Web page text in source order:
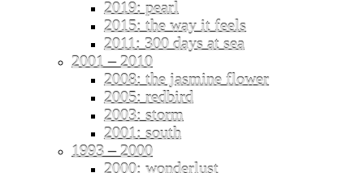
2019: pearl
2015: the way it feels
2011: 300 days at sea
2001 – 2010
2008: the jasmine flower
2005: redbird
2003: storm
2001: south
1993 – 2000
2000: wonderlust